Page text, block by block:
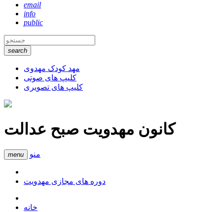
email
info
public
search
مهد کودک مهدوی
کلیپ های صوتی
کلیپ های تصویری
کانون مهدویت صبح عدالت
menu منو
دوره های مجازی مهدویت
خانه